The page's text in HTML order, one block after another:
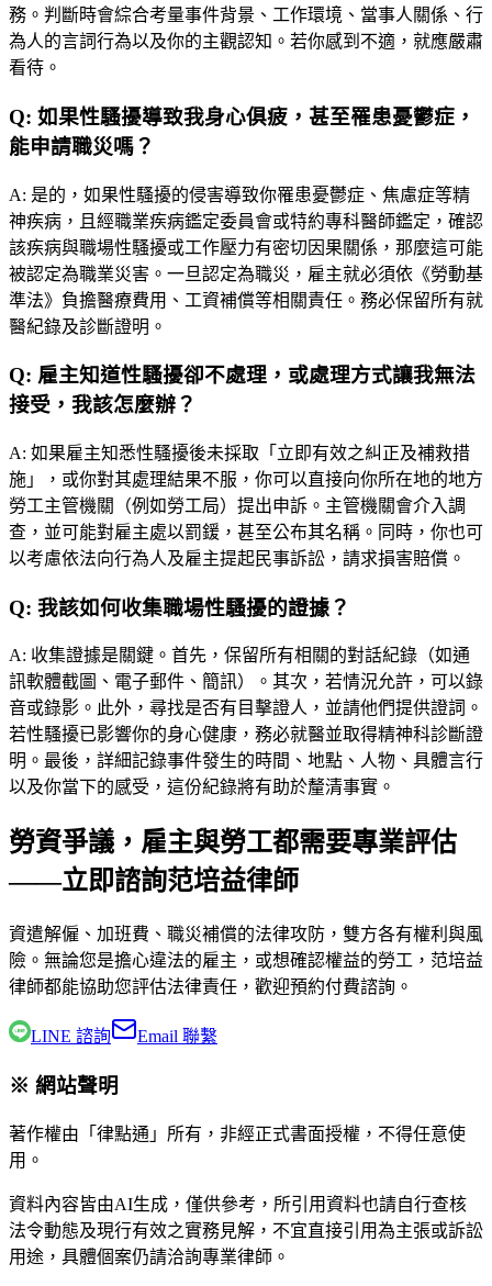
務。判斷時會綜合考量事件背景、工作環境、當事人關係、行
為人的言詞行為以及你的主觀認知。若你感到不適，就應嚴肅
看待。
Q: 如果性騷擾導致我身心俱疲，甚至罹患憂鬱症，
能申請職災嗎？
A: 是的，如果性騷擾的侵害導致你罹患憂鬱症、焦慮症等精
神疾病，且經職業疾病鑑定委員會或特約專科醫師鑑定，確認
該疾病與職場性騷擾或工作壓力有密切因果關係，那麼這可能
被認定為職業災害。一旦認定為職災，雇主就必須依《勞動基
準法》負擔醫療費用、工資補償等相關責任。務必保留所有就
醫紀錄及診斷證明。
Q: 雇主知道性騷擾卻不處理，或處理方式讓我無法
接受，我該怎麼辦？
A: 如果雇主知悉性騷擾後未採取「立即有效之糾正及補救措
施」，或你對其處理結果不服，你可以直接向你所在地的地方
勞工主管機關（例如勞工局）提出申訴。主管機關會介入調
查，並可能對雇主處以罰鍰，甚至公布其名稱。同時，你也可
以考慮依法向行為人及雇主提起民事訴訟，請求損害賠償。
Q: 我該如何收集職場性騷擾的證據？
A: 收集證據是關鍵。首先，保留所有相關的對話紀錄（如通
訊軟體截圖、電子郵件、簡訊）。其次，若情況允許，可以錄
音或錄影。此外，尋找是否有目擊證人，並請他們提供證詞。
若性騷擾已影響你的身心健康，務必就醫並取得精神科診斷證
明。最後，詳細記錄事件發生的時間、地點、人物、具體言行
以及你當下的感受，這份紀錄將有助於釐清事實。
勞資爭議，雇主與勞工都需要專業評估
——立即諮詢范培益律師
資遣解僱、加班費、職災補償的法律攻防，雙方各有權利與風
險。無論您是擔心違法的雇主，或想確認權益的勞工， 范培益
律師都能協助您評估法律責任，歡迎預約付費諮詢。
LINE 諮詢 Email 聯繫
※ 網站聲明
著作權由「律點通」所有，非經正式書面授權，不得任意使
用。
資料內容皆由AI生成，僅供參考，所引用資料也請自行查核
法令動態及現行有效之實務見解，不宜直接引用為主張或訴訟
用途，具體個案仍請洽詢專業律師。